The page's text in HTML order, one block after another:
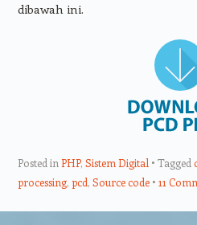
dibawah ini.
Posted inPHP, Sistem Digital Tagged
processing, pcd, Source code 11